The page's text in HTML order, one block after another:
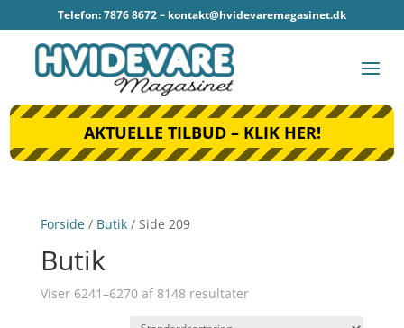
Telefon: 7876 8672 – kontakt@hvidevaremagasinet.dk
AKTUELLE TILBUD – KLIK HER!
Forside/ Butik/ Side 209
Butik
Viser 6241–6270 af 8148 resultater